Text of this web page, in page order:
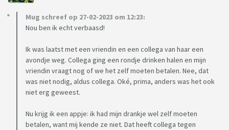
Mug schreef op 27-02-2023 om 12:23:
Nou ben ik echt verbaasd!
Ik was laatst met een vriendin en een collega van haar een
avondje weg. Collega ging een rondje drinken halen en mijn
vriendin vraagt nog of we het zelf moeten betalen. Nee, dat
was niet nodig, aldus collega. Oké, prima, anders was het ook
niet erg geweest.
Nu krijg ik een appje: ik had mijn drankje wel zelf moeten
betalen, want mij kende ze niet. Dat heeft collega tegen